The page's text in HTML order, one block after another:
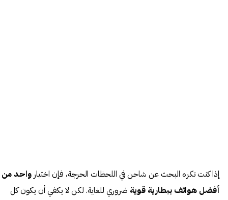
إذا كنت تكره البحث عن شاحن في اللحظات الحرجة، فإن اختيار واحد من
أفضل هواتف ببطارية قوية ضروري للغاية. لكن لا يكفي أن يكون كل